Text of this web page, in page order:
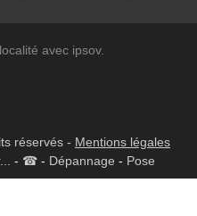
avec ipsov.
réservés - Mentions légales
- ☎ - Dépannage - Pose